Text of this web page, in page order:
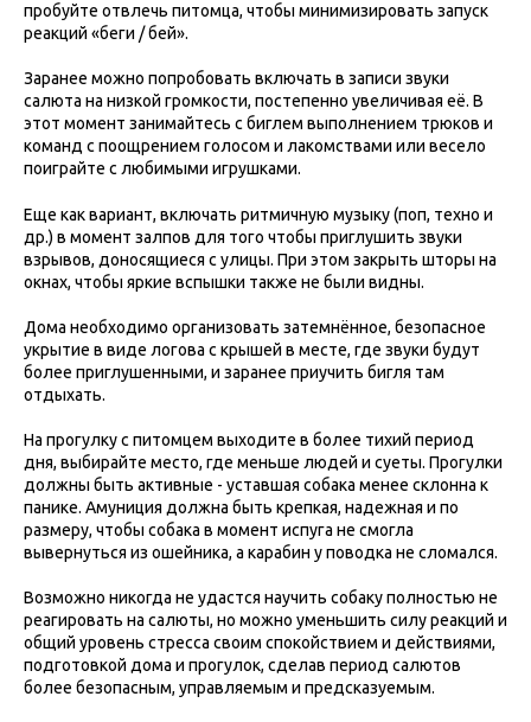
пробуйте отвлечь питомца, чтобы минимизировать запуск
реакций «беги / бей».
Заранее можно попробовать включать в записи звуки
салюта на низкой громкости, постепенно увеличивая её. В
этот момент занимайтесь с биглем выполнением трюков и
команд с поощрением голосом и лакомствами или весело
поиграйте с любимыми игрушками.
Еще как вариант, включать ритмичную музыку (поп, техно и
др.) в момент залпов для того чтобы приглушить звуки
взрывов, доносящиеся с улицы. При этом закрыть шторы на
окнах, чтобы яркие вспышки также не были видны.
Дома необходимо организовать затемнённое, безопасное
укрытие в виде логова с крышей в месте, где звуки будут
более приглушенными, и заранее приучить бигля там
отдыхать.
На прогулку с питомцем выходите в более тихий период
дня, выбирайте место, где меньше людей и суеты. Прогулки
должны быть активные - уставшая собака менее склонна к
панике. Амуниция должна быть крепкая, надежная и по
размеру, чтобы собака в момент испуга не смогла
вывернуться из ошейника, а карабин у поводка не сломался.
Возможно никогда не удастся научить собаку полностью не
реагировать на салюты, но можно уменьшить силу реакций и
общий уровень стресса своим спокойствием и действиями,
подготовкой дома и прогулок, сделав период салютов
более безопасным, управляемым и предсказуемым.